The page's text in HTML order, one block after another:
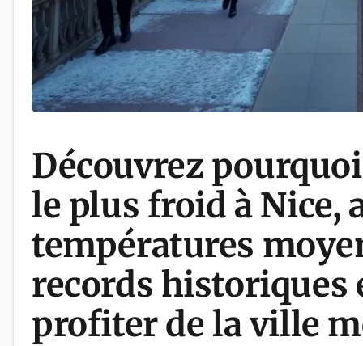
Découvrez
le plus froid à Nice,
températures
records historiques
profiter de la ville